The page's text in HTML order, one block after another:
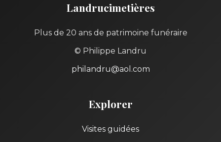
Landrucimetières
Plus de 20 ans de patrimoine funéraire
© Philippe Landru
philandru@aol.com
Explorer
Visites guidées